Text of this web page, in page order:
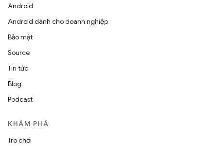
Android
Android dành cho doanh nghiệp
Bảo mật
Source
Tin tức
Blog
Podcast
KHÁM PHÁ
Trò chơi